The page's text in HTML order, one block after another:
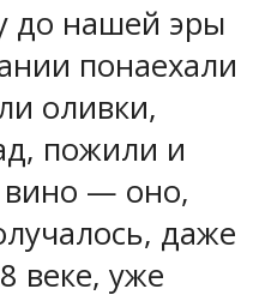
до нашей эры
понаехали
оливки,
пожили и
вино — оно,
даже
веке, уже